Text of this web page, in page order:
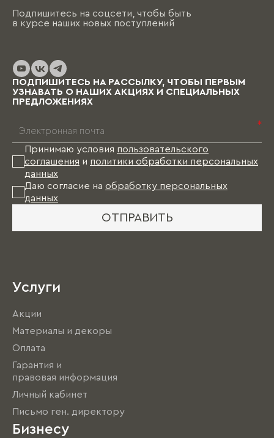
стен, напольные покрытия и т.д. При этом
необходимо помнить, что на отрисовку,
обсуждение и согласование проекта и на
выбранных материалов и коллекции), и какое-
то время Вам в этом случае придется пожить
без мебели.
Подпишитесь на соцсети, чтобы быть
в курсе наших новых поступлений
ПОДПИШИТЕСЬ НА РАССЫЛКУ, ЧТОБЫ ПЕРВЫМ
УЗНАВАТЬ О НАШИХ АКЦИЯХ И СПЕЦИАЛЬНЫХ
ПРЕДЛОЖЕНИЯХ
*
Принимаю условия пользовательского
соглашения и политики обработки персональных
данных
Даю согласие на обработку персональных
данных
ОТПРАВИТЬ
Услуги
Акции
Материалы и декоры
Оплата
Гарантия и
правовая информация
Личный кабинет
Письмо ген. директору
Бизнесу